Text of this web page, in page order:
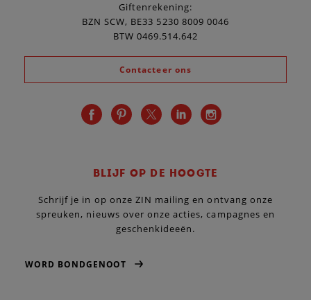
Giftenrekening:
BZN SCW, BE33 5230 8009 0046
BTW 0469.514.642
Contacteer ons
BLIJF OP DE HOOGTE
Schrijf je in op onze ZIN mailing en ontvang onze
spreuken, nieuws over onze acties, campagnes en
geschenkideeën.
WORD BONDGENOOT